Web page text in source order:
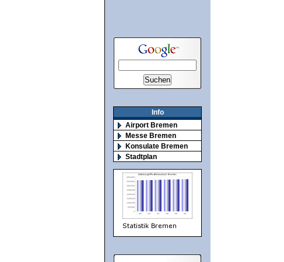
Info
Airport Bremen
Messe Bremen
Konsulate Bremen
Stadtplan